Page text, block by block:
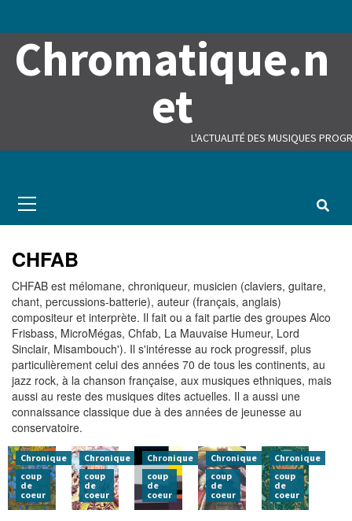
Chromatique.n
et
L'ACTUALITÉ DES MUSIQUES
Menu
CHFAB
CHFAB est mélomane, chroniqueur, musicien (claviers, guitare,
chant, percussions-batterie), auteur (français, anglais)
compositeur et interprète. Il fait ou a fait partie des groupes Alco
Frisbass, MicroMégas, Chfab, La Mauvaise Humeur, Lord
Sinclair, Misambouch'). Il s'intéresse au rock progressif, plus
particulièrement celui des années 70 de tous les continents, au
jazz rock, à la chanson française, aux musiques ethniques, mais
aussi au reste des musiques dites actuelles. Il a aussi une
connaissance classique due à des années de jeunesse au
conservatoire.
Chronique
coup
de
coeur
Chronique
coup
de
coeur
Chronique
coup
de
coeur
Chronique
coup
de
coeur
Chronique
coup
de
coeur